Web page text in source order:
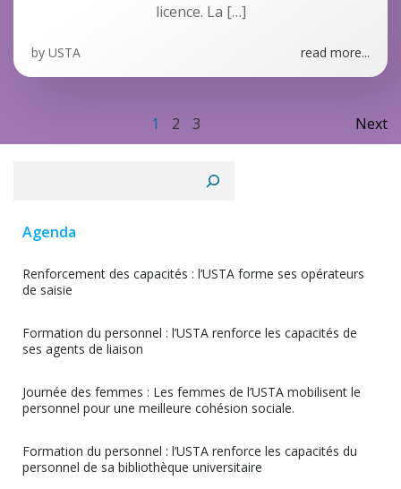
licence. La […]
by USTA read more...
Posts
navigation
Page
1 Page
2 Page
3 Next
Agenda
Renforcement des capacités : l’USTA forme ses opérateurs
de saisie
Formation du personnel : l’USTA renforce les capacités de
ses agents de liaison
Journée des femmes : Les femmes de l’USTA mobilisent le
personnel pour une meilleure cohésion sociale.
Formation du personnel : l’USTA renforce les capacités du
personnel de sa bibliothèque universitaire